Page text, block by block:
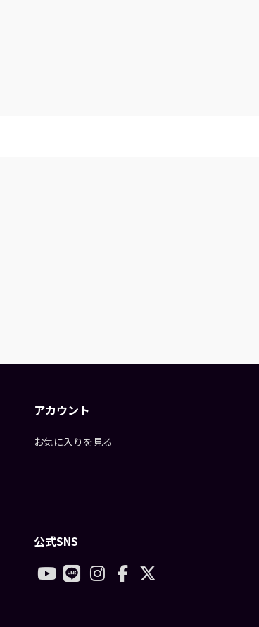
アカウント
お気に入りを見る
公式SNS